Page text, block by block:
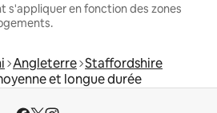
s'appliquer en fonction des zones
Angleterre Staffordshire
et longue durée